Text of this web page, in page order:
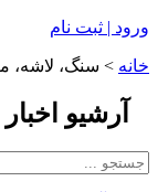
ورود | ثبت نام
خانه > سنگ، لاشه،
آرشیو اخبار